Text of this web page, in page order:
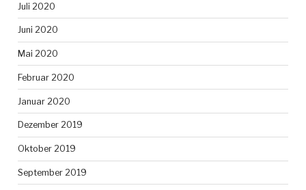
Juli 2020
Juni 2020
Mai 2020
Februar 2020
Januar 2020
Dezember 2019
Oktober 2019
September 2019